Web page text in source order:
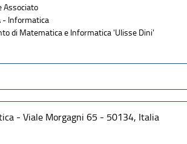
Associato
- Informatica
di Matematica e Informatica 'Ulisse Dini'
- Viale Morgagni 65 - 50134, Italia